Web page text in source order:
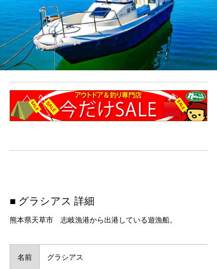
■ グラシアス 詳細
熊本県天草市 志岐漁港から出港している遊漁船。
名前 グラシアス